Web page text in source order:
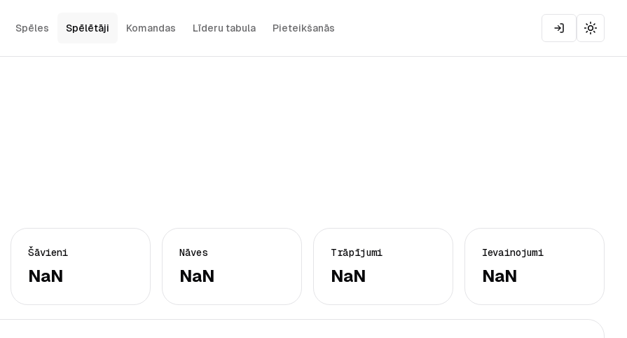
Spēles Spēlētāji Komandas Līderu tabula Pieteikšanās
Toggle
Šāvieni
NaN
Nāves
NaN
Trāpījumi
NaN
Ievainojumi
NaN